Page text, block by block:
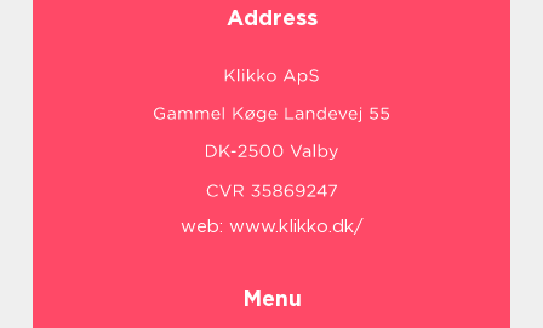
Address
web: www.klikko.dk/
Menu